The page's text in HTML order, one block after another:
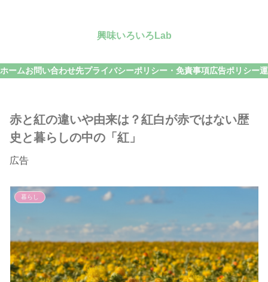
興味いろいろLab
ホームお問い合わせ先プライバシーポリシー・免責事項広告ポリシー
赤と紅の違いや由来は？紅白が赤ではない歴
史と暮らしの中の「紅」
広告
暮らし